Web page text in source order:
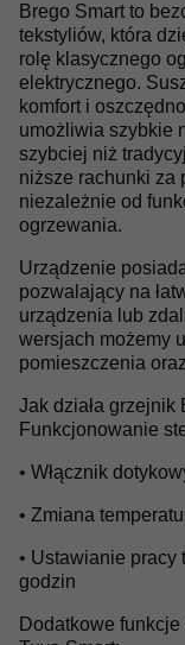
Brego Smart to
tekstyliów, która
rolę klasycznego
elektrycznego.
komfort i
umożliwia szybkie
szybciej niż
niższe rachunki za
niezależnie od
ogrzewania.
Urządzenie
pozwalający na
urządzenia lub
wersjach możemy
pomieszczenia
Jak działa grzejnik
Funkcjonowanie
• Włącznik
• Zmiana
• Ustawianie pracy
godzin
Dodatkowe